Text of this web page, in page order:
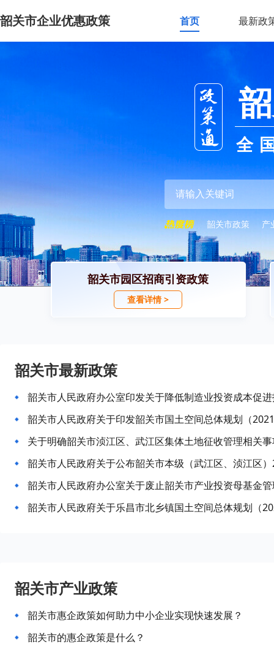
韶关市企业优惠政策 首页 最新政
全
韶关市政策 产
韶关市园区招商引资政策
查看详情 >
韶关市最新政策
韶关市产业政策
韶关市惠企政策如何助力中小企业实现快速发展？
韶关市的惠企政策是什么？